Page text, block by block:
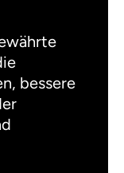
bessere